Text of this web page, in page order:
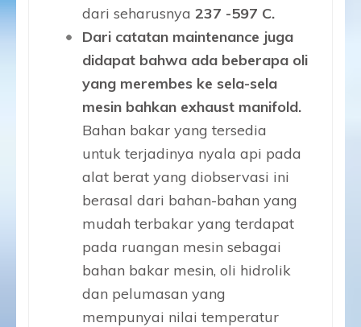
dari seharusnya 237 -597 C.
Dari catatan maintenance juga
didapat bahwa ada beberapa oli
yang merembes ke sela-sela
mesin bahkan exhaust manifold.
Bahan bakar yang tersedia
untuk terjadinya nyala api pada
alat berat yang diobservasi ini
berasal dari bahan-bahan yang
mudah terbakar yang terdapat
pada ruangan mesin sebagai
bahan bakar mesin, oli hidrolik
dan pelumasan yang
mempunyai nilai temperatur